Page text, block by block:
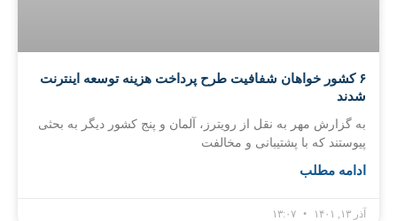
۶ کشور خواهان شفافیت طرح پرداخت هزینه توسعه اینترنت
شدند
به گزارش مهر به نقل از رویترز، آلمان و پنج کشور دیگر به بحثی
پیوستند که با پشتیبانی و مخالفت
ادامه مطلب
آذر ۱۳, ۱۴۰۱